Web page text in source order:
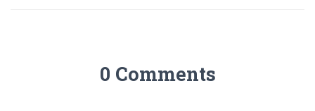
0 Comments